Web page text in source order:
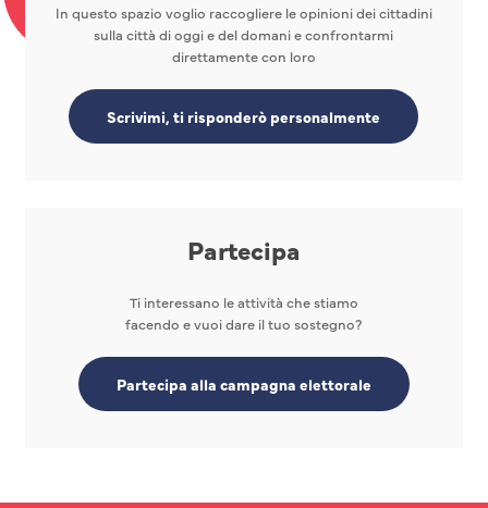
In questo spazio voglio raccogliere le opinioni dei cittadini
sulla città di oggi e del domani e confrontarmi
direttamente con loro
Scrivimi, ti risponderò personalmente
Partecipa
Ti interessano le attività che stiamo
facendo e vuoi dare il tuo sostegno?
Partecipa alla campagna elettorale